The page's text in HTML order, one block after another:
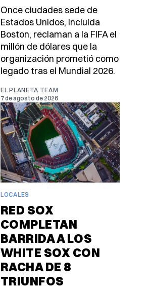
Once ciudades sede de
Estados Unidos, incluida
Boston, reclaman a la FIFA el
millón de dólares que la
organización prometió como
legado tras el Mundial 2026.
EL PLANETA TEAM
7 de agosto de 2026
LOCALES
RED SOX
COMPLETAN
BARRIDA A LOS
WHITE SOX CON
RACHA DE 8
TRIUNFOS